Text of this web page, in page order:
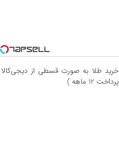
خرید طلا به صورت قسطی از
پرداخت 12 ماهه )